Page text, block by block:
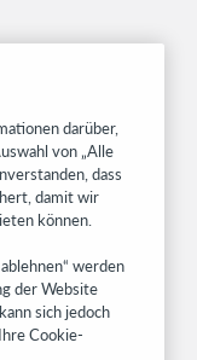
and much more—
darüber,
von „Alle
dass
damit wir
können.
werden
der Website
sich jedoch
Cookie-